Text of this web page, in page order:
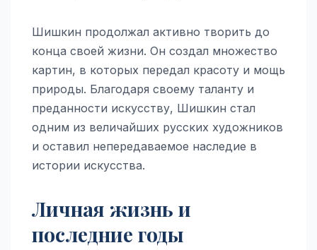
Шишкин продолжал активно творить до
конца своей жизни. Он создал множество
картин, в которых передал красоту и мощь
природы. Благодаря своему таланту и
преданности искусству, Шишкин стал
одним из величайших русских художников
и оставил непередаваемое наследие в
истории искусства.
Личная жизнь и
последние годы